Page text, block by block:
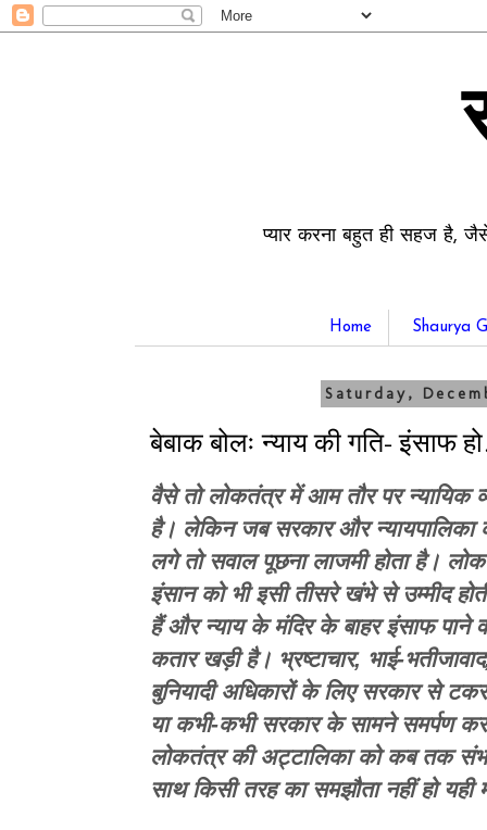
प्यार करना बहुत ही सहज है,
Home Shaurya
Saturday,
बेबाक बोलः न्याय की गति- इंसाफ
वैसे तो लोकतंत्र में आम तौर पर न्यायिक
है। लेकिन जब सरकार और
लगे तो सवाल पूछना लाजमी होता है।
इंसान को भी इसी तीसरे खंभे से उम्मीद
हैं और न्याय के मंदिर के बाहर इंसाफ पाने
कतार खड़ी है। भ्रष्टाचार, भाई-
बुनियादी अधिकारों के लिए सरकार से
या कभी-कभी सरकार के सामने समर्पण
लोकतंत्र की अट्टालिका को कब तक
साथ किसी तरह का समझौता नहीं हो